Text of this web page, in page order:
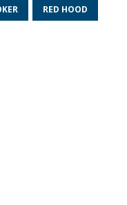
RED HOOD